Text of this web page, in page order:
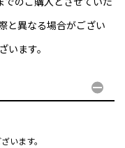
と異なる場合がござい
います。
います。